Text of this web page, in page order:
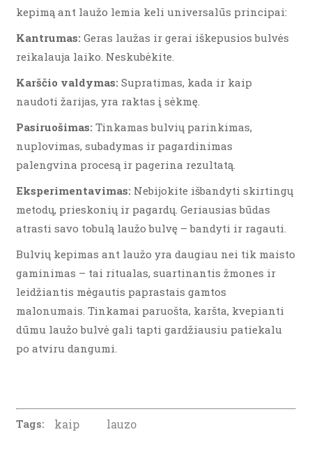
kepimą ant laužo lemia keli universalūs principai:
Kantrumas: Geras laužas ir gerai iškepusios bulvės
reikalauja laiko. Neskubėkite.
Karščio valdymas: Supratimas, kada ir kaip
naudoti žarijas, yra raktas į sėkmę.
Pasiruošimas: Tinkamas bulvių parinkimas,
nuplovimas, subadymas ir pagardinimas
palengvina procesą ir pagerina rezultatą.
Eksperimentavimas: Nebijokite išbandyti skirtingų
metodų, prieskonių ir pagardų. Geriausias būdas
atrasti savo tobulą laužo bulvę – bandyti ir ragauti.
Bulvių kepimas ant laužo yra daugiau nei tik maisto
gaminimas – tai ritualas, suartinantis žmones ir
leidžiantis mėgautis paprastais gamtos
malonumais. Tinkamai paruošta, karšta, kvepianti
dūmu laužo bulvė gali tapti gardžiausiu patiekalu
po atviru dangumi.
Tags: kaip lauzo